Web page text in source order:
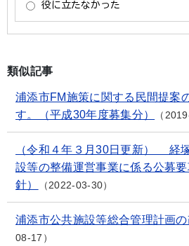
類似記事
浦添市FM施策に関する民間提案
す。（平成30年度募集分）
（令和４年３月30日更新） 経
設等の整備運営事業に係る公募
針）
2022-03-30
浦添市公共施設等総合管理計画
08-17